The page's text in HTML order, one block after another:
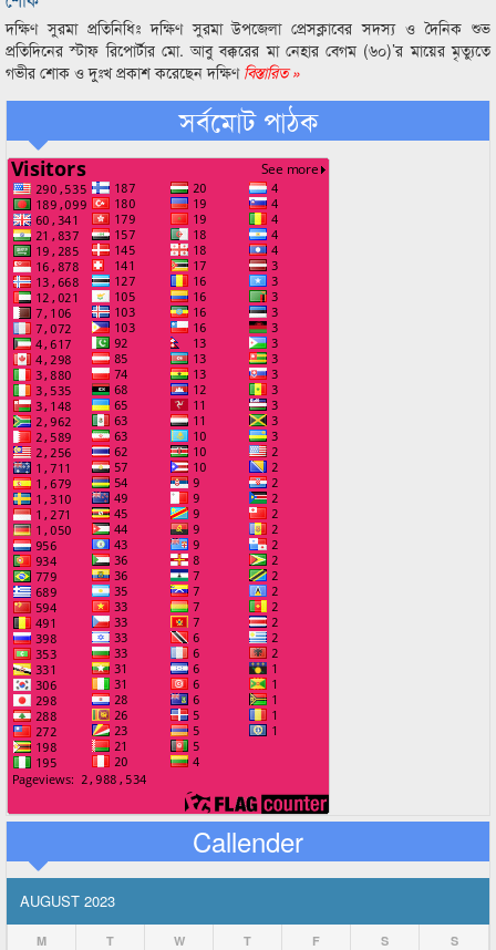
দক্ষিণ সুরমা প্রতিনিধিঃ দক্ষিণ সুরমা উপজেলা প্রেসক্লাবের সদস্য ও দৈনিক শুভ
প্রতিদিনের স্টাফ রিপোর্টার মো. আবু বক্করের মা নেহার বেগম (৬০)’র মায়ের মৃত্যুতে
গভীর শোক ও দুঃখ প্রকাশ করেছেন দক্ষিণবিস্তারিত »
সর্বমোট পাঠক
Callender
AUGUST 2023
M T W T F S S